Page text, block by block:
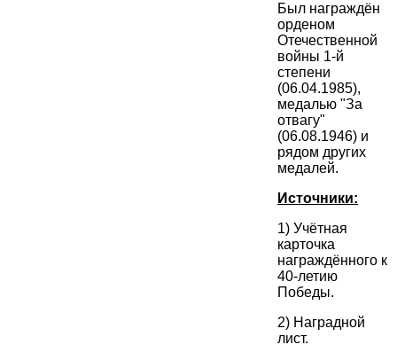
Был награждён
орденом
Отечественной
войны 1-й
степени
(06.04.1985),
медалью "За
отвагу"
(06.08.1946) и
рядом других
медалей.
Источники:
1) Учётная
карточка
награждённого к
40-летию
Победы.
2) Наградной
лист.